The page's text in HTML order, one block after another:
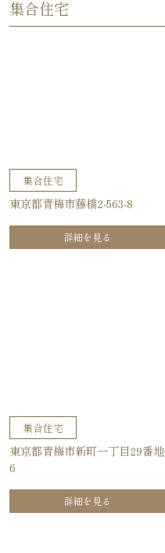
集合住宅
集合住宅
東京都青梅市藤橋2-563-8
詳細を見る
集合住宅
東京都青梅市新町一丁目29番地
6
詳細を見る